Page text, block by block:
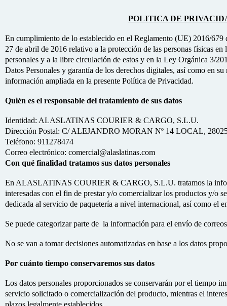
POLITICA DE
En cumplimiento de lo establecido en el Reglamento (UE) 2016/
27 de abril de 2016 relativo a la protección de las personas físicas en
personales y a la libre circulación de estos y en la Ley Orgánica 3/
Datos Personales y garantía de los derechos digitales, así como en
información ampliada en la presente Política de Privacidad.
Quién es el responsable del tratamiento de sus datos
Identidad: ALASLATINAS COURIER & CARGO, S.L.U.
Dirección Postal: C/ ALEJANDRO MORAN Nº 14 LOCAL,
Teléfono: 911278474
Correo electrónico: comercial@alaslatinas.com
Con qué finalidad tratamos sus datos personales
En ALASLATINAS COURIER & CARGO, S.L.U. tratamos la
interesadas con el fin de prestar y/o comercializar los productos y/o
dedicada al servicio de paquetería a nivel internacional, así como el
Se puede categorizar parte de la información para el envío de
No se van a tomar decisiones automatizadas en base a los datos
Por cuánto tiempo conservaremos sus datos
Los datos personales proporcionados se conservarán por el tiempo
servicio solicitado o comercialización del producto, mientras el
plazos legalmente establecidos.